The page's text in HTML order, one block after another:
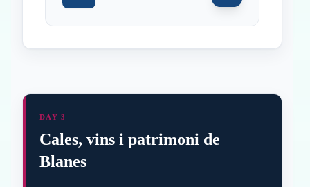
DAY 3
Cales, vins i patrimoni de
Blanes